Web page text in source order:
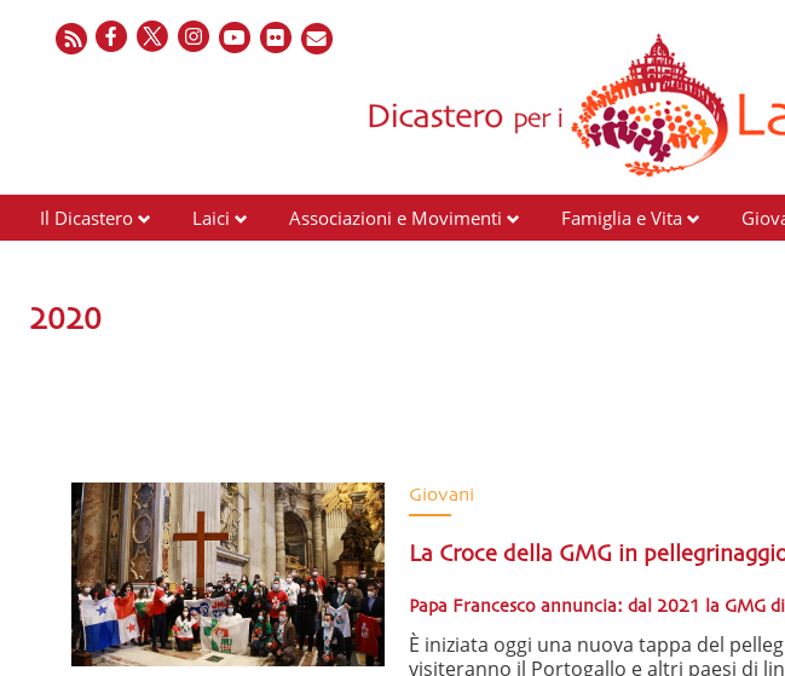
Il Dicastero Laici Associazioni e Movimenti Famiglia e Vita
2020
Giovani
La Croce della GMG in
Papa Francesco annuncia: dal 2021 la GMG
È iniziata oggi una nuova tappa del
visiteranno il Portogallo e altri paesi di